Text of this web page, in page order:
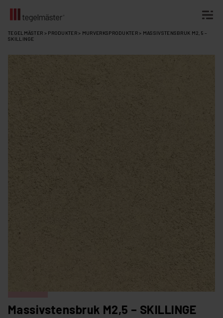
Fortsätt
TEGELMÄSTER > PRODUKTER> MURVERKSPRODUKTER> MASSIVSTENSBRUK M2,5 –
SKILLINGE
Massivstensbruk M2,5 – SKILLINGE